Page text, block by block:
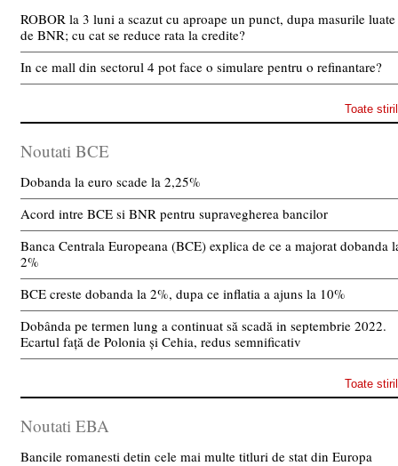
ROBOR la 3 luni a scazut cu aproape un punct, dupa masurile luate
de BNR; cu cat se reduce rata la credite?
In ce mall din sectorul 4 pot face o simulare pentru o refinantare?
Toate
Noutati BCE
Dobanda la euro scade la 2,25%
Acord intre BCE si BNR pentru supravegherea bancilor
Banca Centrala Europeana (BCE) explica de ce a majorat dobanda
2%
BCE creste dobanda la 2%, dupa ce inflatia a ajuns la 10%
Dobânda pe termen lung a continuat să scadă in septembrie 2022.
Ecartul față de Polonia și Cehia, redus semnificativ
Toate
Noutati EBA
Bancile romanesti detin cele mai multe titluri de stat din Europa